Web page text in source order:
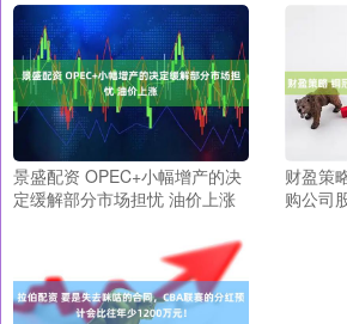
景盛配资 OPEC+小幅增产的决
定缓解部分市场担忧 油价上涨
财盈策
购公司